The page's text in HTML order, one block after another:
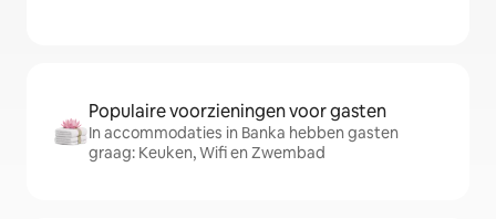
Populaire voorzieningen voor gasten
In accommodaties in Banka hebben gasten
graag: Keuken, Wifi en Zwembad